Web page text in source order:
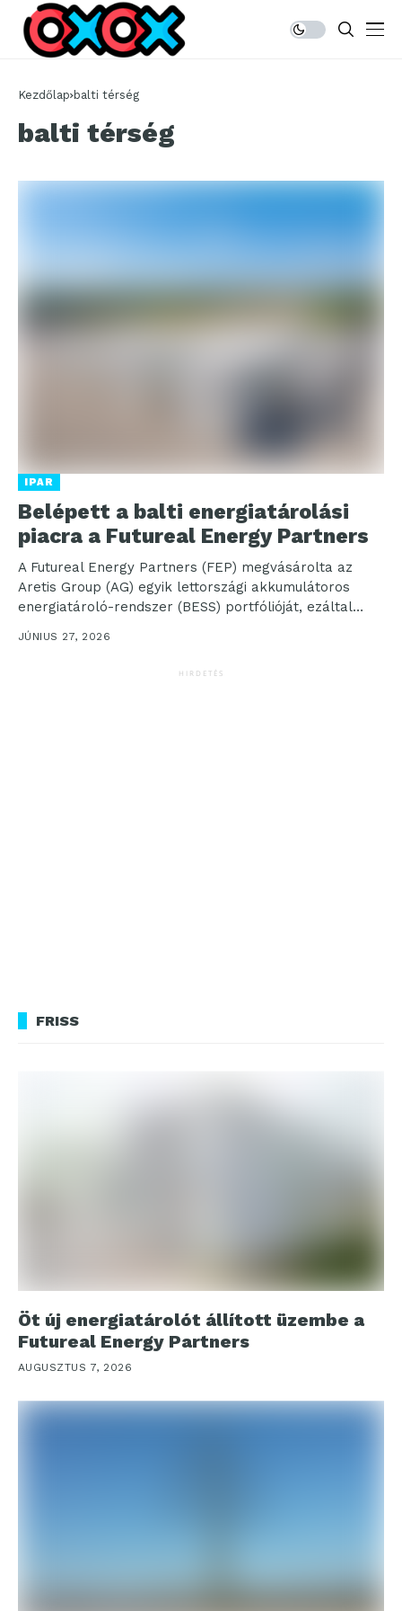
Kezdőlap balti térség
balti térség
IPAR
Belépett a balti energiatárolási
piacra a Futureal Energy Partners
A Futureal Energy Partners (FEP) megvásárolta az
Aretis Group (AG) egyik lettországi akkumulátoros
energiatároló-rendszer (BESS) portfólióját, ezáltal
belépett a gyorsan fejlődő balti energiatárolási...
JÚNIUS 27, 2026
HIRDETÉS
FRISS
Öt új energiatárolót állított üzembe a
Futureal Energy Partners
AUGUSZTUS 7, 2026